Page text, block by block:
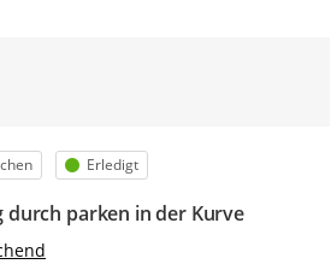
Äußerung
Status
Erledigt
parken in der Kurve